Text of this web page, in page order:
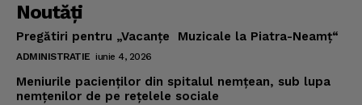
Noutăţi
Pregătiri pentru „Vacanţe Muzicale la Piatra-Neamţ“
ADMINISTRATIE iunie 4, 2026
Meniurile pacienţilor din spitalul nemţean, sub lupa
nemţenilor de pe reţelele sociale